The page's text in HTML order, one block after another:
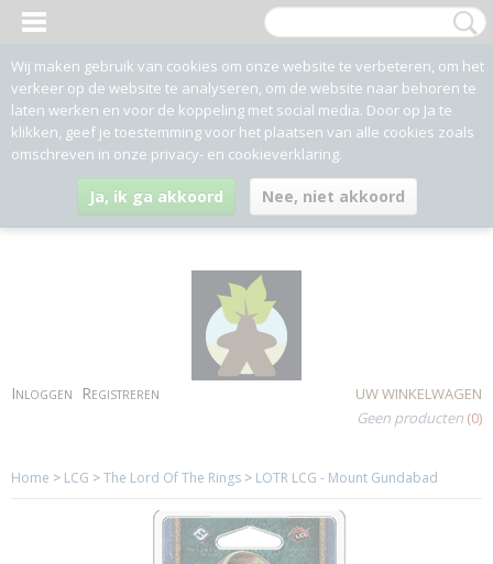
Inloggen Registreren
UW WINKELWAGEN
Geen producten (0)
Home > LCG >The Lord Of The Rings > LOTR LCG - Mount Gundabad
Wij maken gebruik van cookies om onze website te verbeteren, om het
verkeer op de website te analyseren, om de website naar behoren te
laten werken en voor de koppeling met social media. Door op Ja te
klikken, geef je toestemming voor het plaatsen van alle cookies zoals
omschreven in onze privacy- en cookieverklaring.
Ja, ik ga akkoord Nee, niet akkoord